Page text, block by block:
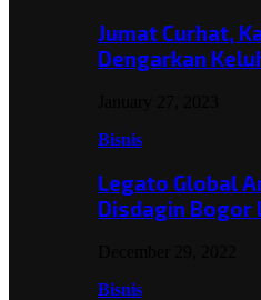
Jumat Curhat,
Dengarkan
Bisnis
Legato Global
Disdagin Bogor
Bisnis